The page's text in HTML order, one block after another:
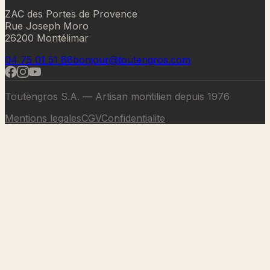
ZAC des Portes de Provence
Rue Joseph Moro
26200 Montélimar
04 75 01 51 88bonjour@toutengros.com
Toutengros S.A. — Artisan montilien depuis 1976
Mentions legalesCGVConfidentialite